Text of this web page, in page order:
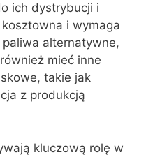
ich dystrybucji i
i wymaga
alternatywne,
mieć inne
takie jak
z produkcją
kluczową rolę w